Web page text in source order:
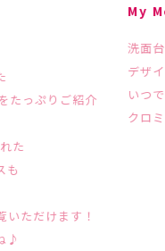
たっぷりご紹介
た
も
いただけます！
♪
My
洗面
デザ
いつ
クロ